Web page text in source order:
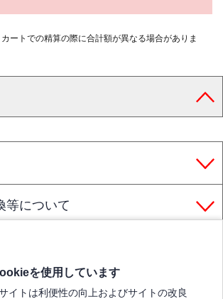
ートでの精算の際に合計額が異なる場合がありま
等について
を使用しています
イトは利便性の向上およびサイトの改良